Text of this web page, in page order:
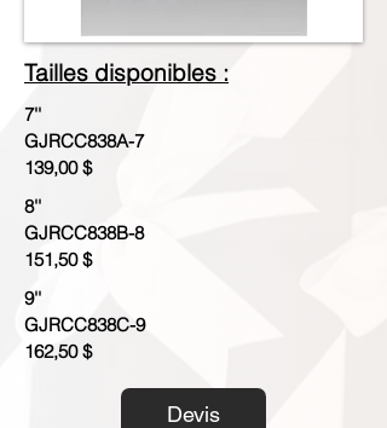
Tailles disponibles :
7''
GJRCC838A-7
139,00 $
8''
GJRCC838B-8
151,50 $
9''
GJRCC838C-9
162,50 $
Devis